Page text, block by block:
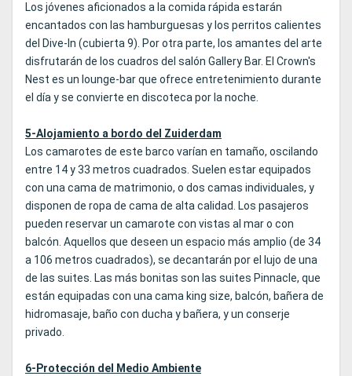
Los jóvenes aficionados a la comida rápida estarán
encantados con las hamburguesas y los perritos calientes
del Dive-In (cubierta 9). Por otra parte, los amantes del arte
disfrutarán de los cuadros del salón Gallery Bar. El Crown's
Nest es un lounge-bar que ofrece entretenimiento durante
el día y se convierte en discoteca por la noche.
5-Alojamiento a bordo del Zuiderdam
Los camarotes de este barco varían en tamaño, oscilando
entre 14 y 33 metros cuadrados. Suelen estar equipados
con una cama de matrimonio, o dos camas individuales, y
disponen de ropa de cama de alta calidad. Los pasajeros
pueden reservar un camarote con vistas al mar o con
balcón. Aquellos que deseen un espacio más amplio (de 34
a 106 metros cuadrados), se decantarán por el lujo de una
de las suites. Las más bonitas son las suites Pinnacle, que
están equipadas con una cama king size, balcón, bañera de
hidromasaje, baño con ducha y bañera, y un conserje
privado.
6-Protección del Medio Ambiente